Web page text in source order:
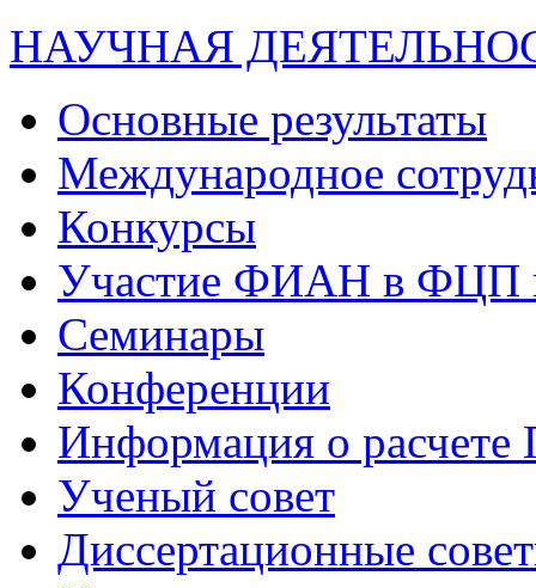
НАУЧНАЯ
Основные результаты
Международное
Конкурсы
Участие ФИАН в ФЦП
Семинары
Конференции
Информация о
Ученый совет
Диссертационные